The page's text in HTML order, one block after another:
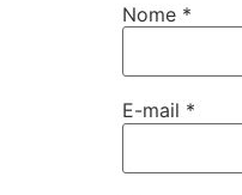
Nome *
E-mail *